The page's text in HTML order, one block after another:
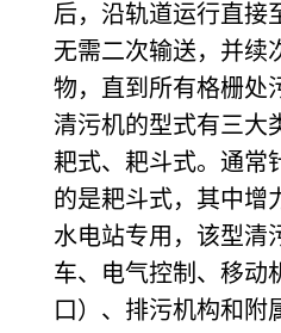
后，沿轨道运行直接
无需二次输送，并续
物，直到所有格栅处
清污机的型式有三大
耙式、耙斗式。通常
的是耙斗式，其中增
水电站专用，该型清
车、电气控制、移动
口）、排污机构和附